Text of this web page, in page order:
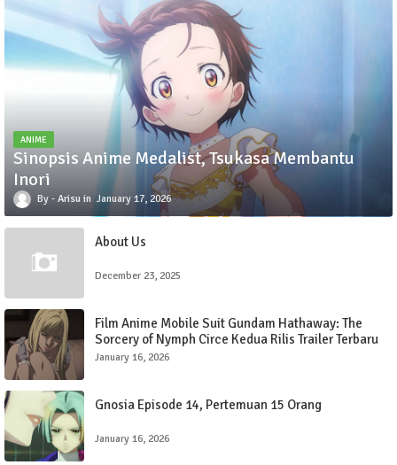
ANIME
Sinopsis Anime Medalist, Tsukasa Membantu
Inori
Arisu January 17, 2026
About Us
December 23, 2025
Film Anime Mobile Suit Gundam Hathaway: The
Sorcery of Nymph Circe Kedua Rilis Trailer Terbaru
dengan Lagu OP oleh SZA
January 16, 2026
Gnosia Episode 14, Pertemuan 15 Orang
January 16, 2026